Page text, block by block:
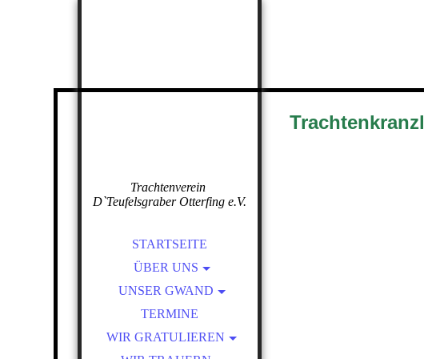
Trachtenverein
D`Teufelsgraber Otterfing e.V.
STARTSEITE
ÜBER UNS
VORSTANDSCHAFT
UNSERE FAHNE
CHRONIK
UNSER GWAND
DAS RICHTIGE GWAND,
ANLASS
TERMINE
WIR GRATULIEREN
Trachtenkranzl